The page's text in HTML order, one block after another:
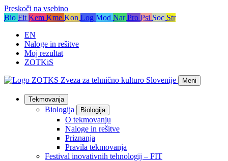
Preskoči na vsebino
Bio Fit Kem Kme Kon Log Mod NarPro Psi Soc Str
EN
Naloge in rešitve
Moj rezultat
ZOTKiS
ZOTKS Zveza za tehnično kulturo Slovenije Meni
Tekmovanja
Biologija Biologija
O tekmovanju
Naloge in rešitve
Priznanja
Pravila tekmovanja
Festival inovativnih tehnologij – FIT